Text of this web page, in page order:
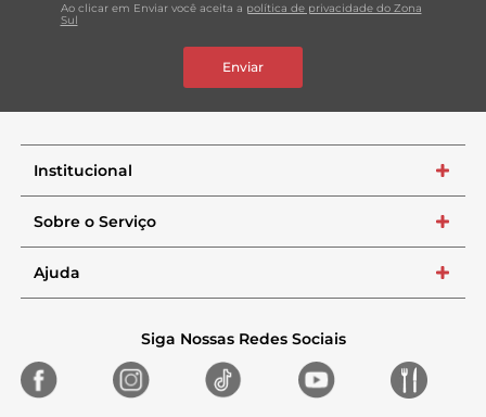
Ao clicar em Enviar você aceita a política de privacidade do Zona
Sul
Enviar
Institucional +
Sobre o Serviço +
Ajuda +
Siga Nossas Redes Sociais